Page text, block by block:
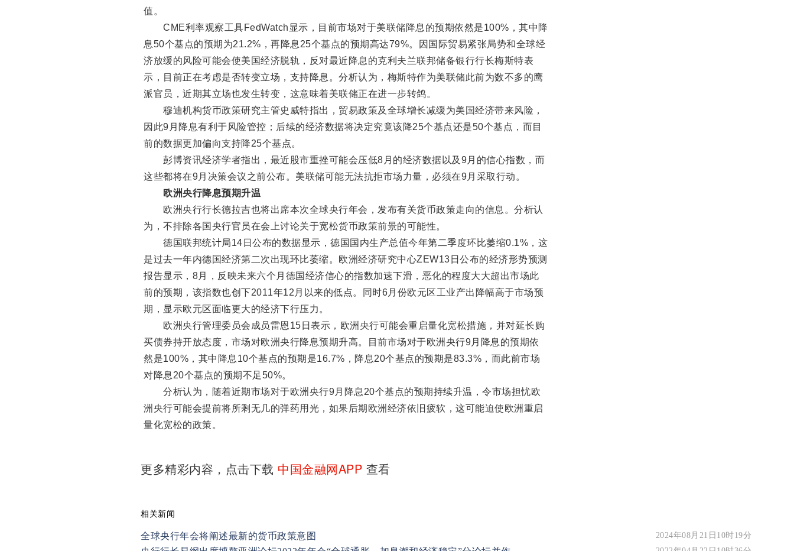
值。
CME利率观察工具FedWatch显示，目前市场对于美联储降息的预期依然是100%，其中降
息50个基点的预期为21.2%，再降息25个基点的预期高达79%。因国际贸易紧张局势和全球经
济放缓的风险可能会使美国经济脱轨，反对最近降息的克利夫兰联邦储备银行行长梅斯特表
示，目前正在考虑是否转变立场，支持降息。分析认为，梅斯特作为美联储此前为数不多的鹰
派官员，近期其立场也发生转变，这意味着美联储正在进一步转鸽。
穆迪机构货币政策研究主管史威特指出，贸易政策及全球增长减缓为美国经济带来风险，
因此9月降息有利于风险管控；后续的经济数据将决定究竟该降25个基点还是50个基点，而目
前的数据更加偏向支持降25个基点。
彭博资讯经济学者指出，最近股市重挫可能会压低8月的经济数据以及9月的信心指数，而
这些都将在9月决策会议之前公布。美联储可能无法抗拒市场力量，必须在9月采取行动。
欧洲央行降息预期升温
欧洲央行行长德拉吉也将出席本次全球央行年会，发布有关货币政策走向的信息。分析认
为，不排除各国央行官员在会上讨论关于宽松货币政策前景的可能性。
德国联邦统计局14日公布的数据显示，德国国内生产总值今年第二季度环比萎缩0.1%，这
是过去一年内德国经济第二次出现环比萎缩。欧洲经济研究中心ZEW13日公布的经济形势预测
报告显示，8月，反映未来六个月德国经济信心的指数加速下滑，恶化的程度大大超出市场此
前的预期，该指数也创下2011年12月以来的低点。同时6月份欧元区工业产出降幅高于市场预
期，显示欧元区面临更大的经济下行压力。
欧洲央行管理委员会成员雷恩15日表示，欧洲央行可能会重启量化宽松措施，并对延长购
买债券持开放态度，市场对欧洲央行降息预期升高。目前市场对于欧洲央行9月降息的预期依
然是100%，其中降息10个基点的预期是16.7%，降息20个基点的预期是83.3%，而此前市场
对降息20个基点的预期不足50%。
分析认为，随着近期市场对于欧洲央行9月降息20个基点的预期持续升温，令市场担忧欧
洲央行可能会提前将所剩无几的弹药用光，如果后期欧洲经济依旧疲软，这可能迫使欧洲重启
量化宽松的政策。
更多精彩内容，点击下载 中国金融网APP 查看
相关新闻
全球央行年会将阐述最新的货币政策意图 2024年08月21日10时19分